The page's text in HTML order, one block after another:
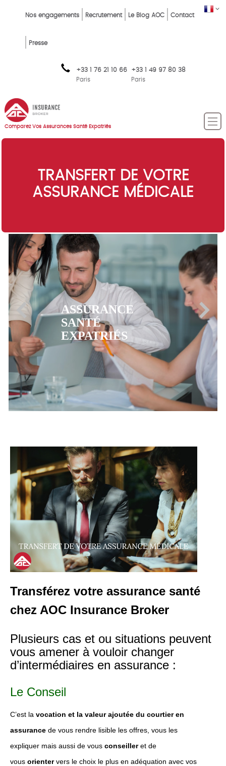
FR
Top
FR
Nos engagements Recrutement Le Blog AOC Contact
Presse
+33 1 76 21 10 66
Paris
+33 1 49 97 80 38
Paris
Comparez Vos Assurances Santé Expatriés
TRANSFERT DE VOTRE
ASSURANCE MÉDICALE
ASSURANCE
MUTUELLE CFE
Transférez votre assurance santé
chez AOC Insurance Broker
Plusieurs cas et ou situations peuvent
vous amener à vouloir changer
d’intermédiaires en assurance :
Le Conseil
C’est la vocation et la valeur ajoutée du courtier en
assurance de vous rendre lisible les offres, vous les
expliquer mais aussi de vous conseilleret de
vous orientervers le choix le plus en adéquation avec vos